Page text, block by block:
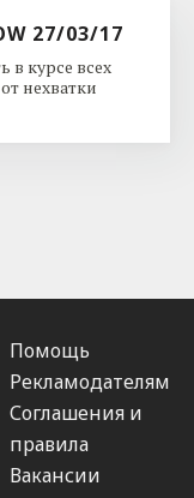
27/03/17
в курсе всех
нехватки
Помощь
Рекламодателям
Соглашения и
правила
Вакансии